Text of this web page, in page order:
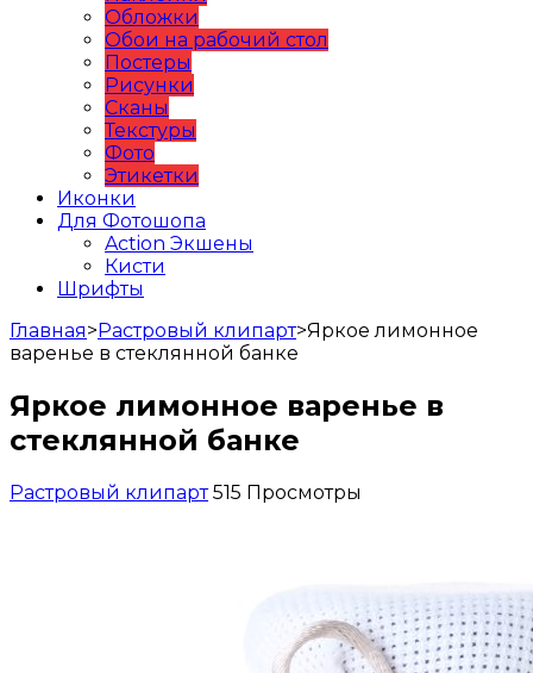
Обложки
Обои на рабочий стол
Постеры
Рисунки
Сканы
Текстуры
Фото
Этикетки
Иконки
Для Фотошопа
Action Экшены
Кисти
Шрифты
Главная>Растровый клипарт>Яркое лимонное
варенье в стеклянной банке
Яркое лимонное варенье в
стеклянной банке
Растровый клипарт 515 Просмотры